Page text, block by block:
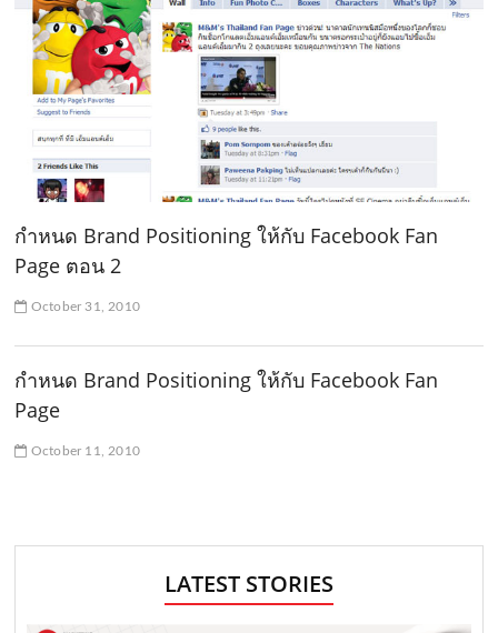
กำหนด Brand Positioning ให้กับ Facebook Fan
Page ตอน 2
October 31, 2010
กำหนด Brand Positioning ให้กับ Facebook Fan
Page
October 11, 2010
LATEST STORIES